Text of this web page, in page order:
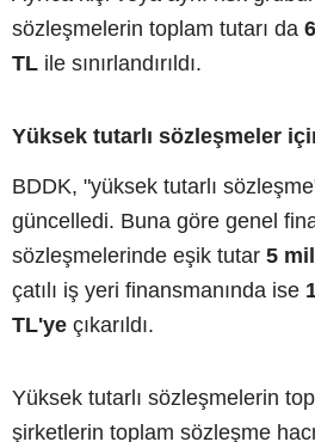
sözleşmelerin toplam tutarı da
TL ile sınırlandırıldı.
Yüksek tutarlı sözleşmeler
BDDK, "yüksek tutarlı
güncelledi. Buna göre genel
sözleşmelerinde eşik tutar 5
çatılı iş yeri finansmanında ise
TL'ye çıkarıldı.
Yüksek tutarlı sözleşmelerin
şirketlerin toplam sözleşme